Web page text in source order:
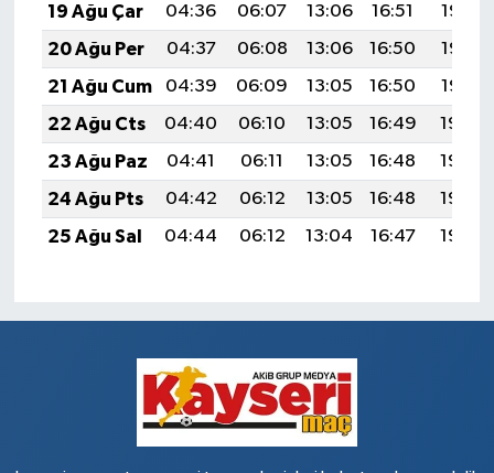
19 Ağu Çar
04:36 06:07 13:06 16:51
19:55
20 Ağu Per
04:37 06:08 13:06 16:50
19:53
21 Ağu Cum
04:39 06:09 13:05 16:50
19:52
22 Ağu Cts
04:40 06:10 13:05 16:49
19:50
23 Ağu Paz
04:41 06:11 13:05 16:48
19:49
24 Ağu Pts
04:42 06:12 13:05 16:48
19:48
25 Ağu Sal
04:44 06:12 13:04 16:47 19:46